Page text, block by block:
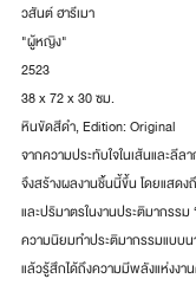
วสันต์ ฮารีเมา
"ผู้หญิง"
2523
38 x 72 x 30 ซม.
หินขัดสีดำ, Edition: Original
จากความประทับใจในเส้นและลี
จึงสร้างผลงานชิ้นนี้ขึ้น โดยแสดง
และปริมาตรในงานประติมากรร
ความนิยมทำประติมากรรมแบบน
แล้วรู้สึกได้ถึงความมีพลังแห่งงา